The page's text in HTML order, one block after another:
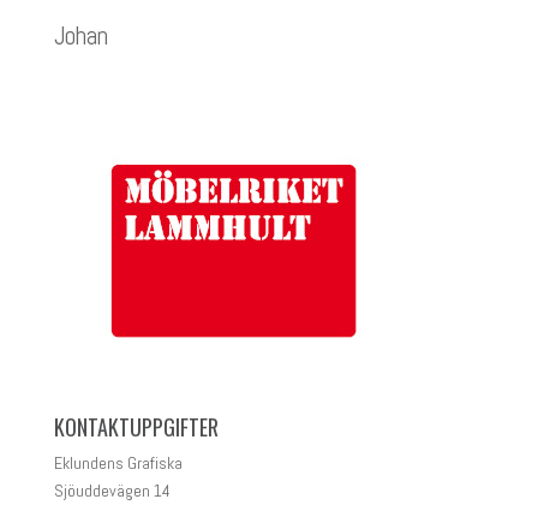
Johan
KONTAKTUPPGIFTER
Eklundens Grafiska
Sjöuddevägen 14